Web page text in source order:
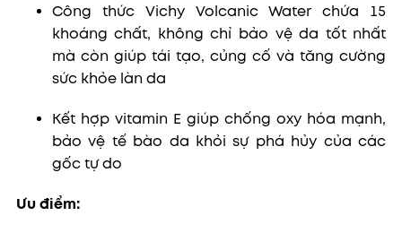
Công thức Vichy Volcanic Water chứa 15
khoáng chất, không chỉ bảo vệ da tốt nhất
mà còn giúp tái tạo, củng cố và tăng cường
sức khỏe làn da
Kết hợp vitamin E giúp chống oxy hóa mạnh,
bảo vệ tế bào da khỏi sự phá hủy của các
gốc tự do
Ưu điểm: